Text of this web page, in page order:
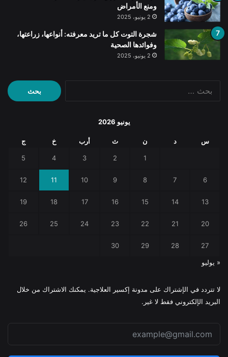
ومنع الأمراض
2 يونيو، 2025
شجرة التوت كل ما تريد معرفته: أنواعها، زراعتها،
وفوائدها الصحية
2 يونيو، 2025
البحث
عن:
يونيو 2026
س د ن ث أرب خ ج
1
2
3
4
5
6
7
8
9
10
11
12
13
14
15
16
17
18
19
20
21
22
23
24
25
26
27
28
29
30
« يوليو
لا تتردد في الإشتراك على مدونة إكسير العلاجية. يمكنك الاشتراك من خلال
البريد الإلكتروني فقط لا غير.